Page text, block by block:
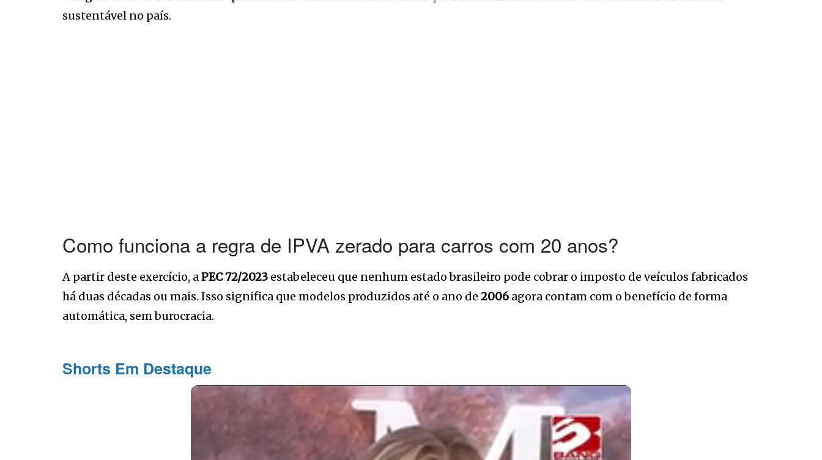
sustentável no país.
Como funciona a regra de IPVA zerado para carros com 20 anos?
A partir deste exercício, aPEC 72/2023 estabeleceu que nenhum estado brasileiro pode cobrar o imposto de veículos fabricados
há duas décadas ou mais. Isso significa que modelos produzidos até o ano de 2006 agora contam com o benefício de forma
automática, sem burocracia.
Shorts Em Destaque